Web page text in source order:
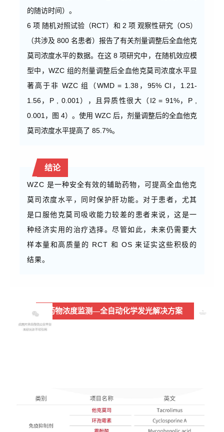
的随访时间）。
6 项 随机对照试验（RCT）和 2 项 观察性研究（OS）
（共涉及 800 名患者）报告了有关剂量调整后全血他克
莫司浓度水平的数据。在这 8 项研究中，在随机效应模
型中，WZC 组的剂量调整后全血他克莫司浓度水平显
著高于非 WZC 组（WMD = 1.38，95% CI，1.21-
1.56，P , 0.001），且异质性很大（I2 = 91%，P ,
0.001，图 4）。使用 WZC 后，剂量调整后的全血他克
莫司浓度水平提高了 85.7%。
结论
WZC 是一种安全有效的辅助药物，可提高全血他克
莫司浓度水平，同时保护肝功能。对于患者，尤其
是口服他克莫司吸收能力较差的患者来说，这是一
种经济实用的治疗选择。尽管如此，未来仍需要大
样本量和高质量的 RCT 和 OS 来证实这些积极的
结果。
药物浓度监测—全自动化学发光解决方案